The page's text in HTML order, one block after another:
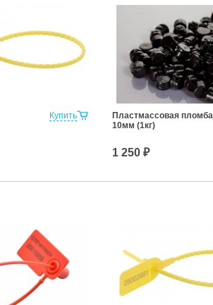
Купить
Пластмассовая пломба
10мм (1кг)
1 250 ₽